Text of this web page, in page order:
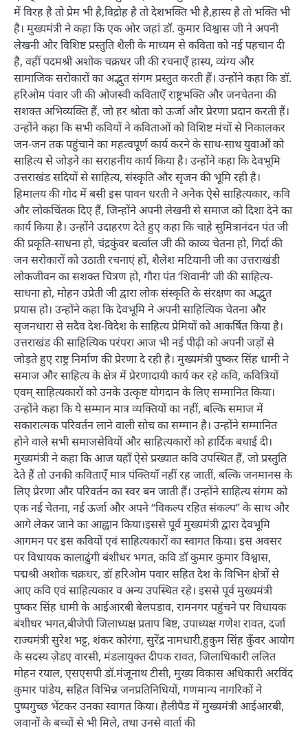
में विरह है तो प्रेम भी है,विद्रोह है तो देशभक्ति भी है,हास्य है तो भक्ति भी
है। मुख्यमंत्री ने कहा कि एक ओर जहां डॉ. कुमार विश्वास जी ने अपनी
लेखनी और विशिष्ट प्रस्तुति शैली के माध्यम से कविता को नई पहचान दी
है, वहीं पदमश्री अशोक चक्रधर जी की रचनाएँ हास्य, व्यंग्य और
सामाजिक सरोकारों का अद्भुत संगम प्रस्तुत करती हैं। उन्होंने कहा कि डॉ.
हरिओम पंवार जी की ओजस्वी कविताएँ राष्ट्रभक्ति और जनचेतना की
सशक्त अभिव्यक्ति हैं, जो हर श्रोता को ऊर्जा और प्रेरणा प्रदान करती हैं।
उन्होंने कहा कि सभी कवियों ने कविताओं को विशिष्ट मंचों से निकालकर
जन-जन तक पहुंचाने का महत्वपूर्ण कार्य करने के साथ-साथ युवाओं को
साहित्य से जोड़ने का सराहनीय कार्य किया है। उन्होंने कहा कि देवभूमि
उत्तराखंड सदियों से साहित्य, संस्कृति और सृजन की भूमि रही है।
हिमालय की गोद में बसी इस पावन धरती ने अनेक ऐसे साहित्यकार, कवि
और लोकचिंतक दिए हैं, जिन्होंने अपनी लेखनी से समाज को दिशा देने का
कार्य किया है। उन्होंने उदाहरण देते हुए कहा कि चाहे सुमित्रानंदन पंत जी
की प्रकृति-साधना हो, चंद्रकुंवर बर्त्वाल जी की काव्य चेतना हो, गिर्दा की
जन सरोकारों को उठाती रचनाएं हों, शैलेश मटियानी जी का उत्तराखंडी
लोकजीवन का सशक्त चित्रण हो, गौरा पंत ‘शिवानी’ जी की साहित्य-
साधना हो, मोहन उप्रेती जी द्वारा लोक संस्कृति के संरक्षण का अद्भुत
प्रयास हो। उन्होंने कहा कि देवभूमि ने अपनी साहित्यिक चेतना और
सृजनधारा से सदैव देश-विदेश के साहित्य प्रेमियों को आकर्षित किया है।
उत्तराखंड की साहित्यिक परंपरा आज भी नई पीढ़ी को अपनी जड़ों से
जोड़ते हुए राष्ट्र निर्माण की प्रेरणा दे रही है। मुख्यमंत्री पुष्कर सिंह धामी ने
समाज और साहित्य के क्षेत्र में प्रेरणादायी कार्य कर रहे कवि, कवित्रियों
एवम् साहित्यकारों को उनके उत्कृष्ट योगदान के लिए सम्मानित किया।
उन्होंने कहा कि ये सम्मान मात्र व्यक्तियों का नहीं, बल्कि समाज में
सकारात्मक परिवर्तन लाने वाली सोच का सम्मान है। उन्होंने सम्मानित
होने वाले सभी समाजसेवियों और साहित्यकारों को हार्दिक बधाई दी।
मुख्यमंत्री ने कहा कि आज यहॉं ऐसे प्रख्यात कवि उपस्थित हैं, जो प्रस्तुति
देते हैं तो उनकी कविताएँ मात्र पंक्तियाँ नहीं रह जातीं, बल्कि जनमानस के
लिए प्रेरणा और परिवर्तन का स्वर बन जाती हैं। उन्होंने साहित्य संगम को
एक नई चेतना, नई ऊर्जा और अपने “विकल्प रहित संकल्प” के साथ और
आगे लेकर जाने का आह्वान किया।इससे पूर्व मुख्यमंत्री द्वारा देवभूमि
आगमन पर इस कवियों एवं साहित्यकारों का स्वागत किया। इस अवसर
पर विधायक कालाढुंगी बंशीधर भगत, कवि डॉ कुमार कुमार विश्वास,
पद्मश्री अशोक चक्रधर, डॉ हरिओम पवार सहित देश के विभिन क्षेत्रों से
आए कवि एवं साहित्यकार व अन्य उपस्थित रहे। इससे पूर्व मुख्यमंत्री
पुष्कर सिंह धामी के आईआरबी बेलपडाव, रामनगर पहुंचने पर विधायक
बंशीधर भगत,बीजेपी जिलाध्यक्ष प्रताप बिष्ट, उपाध्यक्ष गणेश रावत, दर्जा
राज्यमंत्री सुरेश भट्ट, शंकर कोरंगा, सुरेंद्र नामधारी,हुकुम सिंह कुँवर आयोग
के सदस्य ज़ेडए वारसी, मंडलायुक्त दीपक रावत, जिलाधिकारी ललित
मोहन रयाल, एसएसपी डॉ.मंजूनाथ टीसी, मुख्य विकास अधिकारी अरविंद
कुमार पांडेय, सहित विभिन्न जनप्रतिनिधियों, गणमान्य नागरिकों ने
पुष्पगुच्छ भेंटकर उनका स्वागत किया। हैलीपैड में मुख्यमंत्री आईआरबी,
जवानों के बच्चों से भी मिले, तथा उनसे वार्ता की